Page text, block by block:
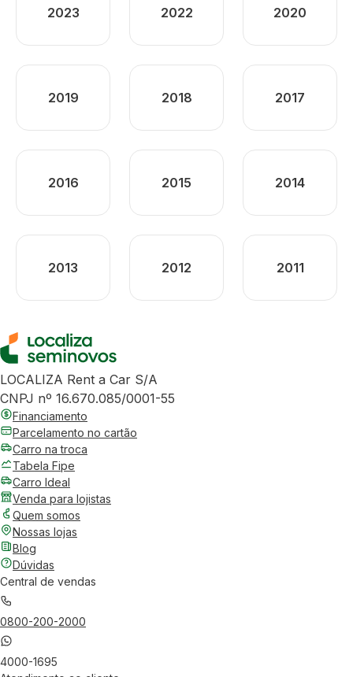
2023 2022 2020
2019 2018 2017
2016 2015 2014
2013 2012 2011
LOCALIZA Rent a Car S/A
CNPJ nº 16.670.085/0001-55
Financiamento
Parcelamento no cartão
Carro na troca
Tabela Fipe
Carro Ideal
Venda para lojistas
Quem somos
Nossas lojas
Blog
Dúvidas
Central de vendas
0800-200-2000
4000-1695